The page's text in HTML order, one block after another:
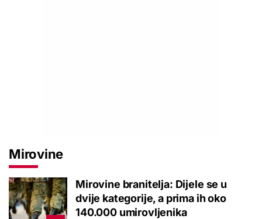
Mirovine
Mirovine branitelja: Dijele se u
dvije kategorije, a prima ih oko
140.000 umirovljenika